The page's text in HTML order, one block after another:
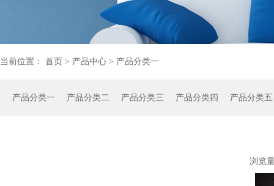
当前位置： 首页 > 产品中心 > 产品分类一
产品分类一 产品分类二 产品分类三 产品分类四 产品分类五
浏览